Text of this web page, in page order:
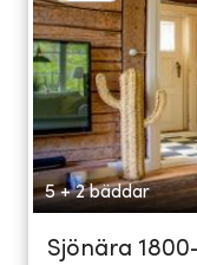
5 + 2 bäddar
Sjönära